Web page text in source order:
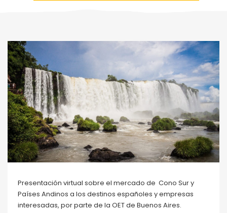
Presentación virtual sobre el mercado de Cono Sur y
Países Andinos a los destinos españoles y empresas
interesadas, por parte de la OET de Buenos Aires.